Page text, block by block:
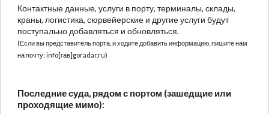
Контактные данные, услуги в порту, терминалы, склады,
краны, логистика, сюрвейерские и другие услуги будут
поступально добавляться и обновляться.
(Если вы представитель порта, и ходите добавить информацию, пишите нам
на почту: info[гав]goradar.ru)
Последние суда, рядом с портом (зашедщие или
проходящие мимо):